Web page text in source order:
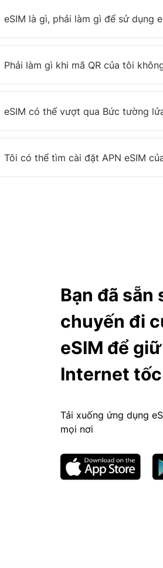
eSIM là gì, phải làm gì để sử dụng
Phải làm gì khi mã QR của tôi
eSIM có thể vượt qua Bức tường
Tôi có thể tìm cài đặt APN eSIM
Bạn đã sẵn
chuyến đi
eSIM để
Internet
Tải xuống ứng dụng
mọi nơi